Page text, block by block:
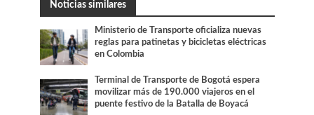
Noticias similares
Ministerio de Transporte oficializa nuevas
reglas para patinetas y bicicletas eléctricas
en Colombia
Terminal de Transporte de Bogotá espera
movilizar más de 190.000 viajeros en el
puente festivo de la Batalla de Boyacá